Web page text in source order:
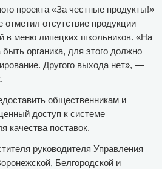
проекта «За честные продукты!»
отсутствие продукции
в меню липецких школьников. «На
органика, для этого должно
Другого выхода нет», —
общественникам и
доступ к системе
качества поставок.
руководителя Управления
Белгородской и